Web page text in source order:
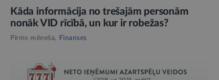
Kāda informācija no trešajām personām
nonāk VID rīcībā, un kur ir robežas?
Pirms mēneša, Finanses